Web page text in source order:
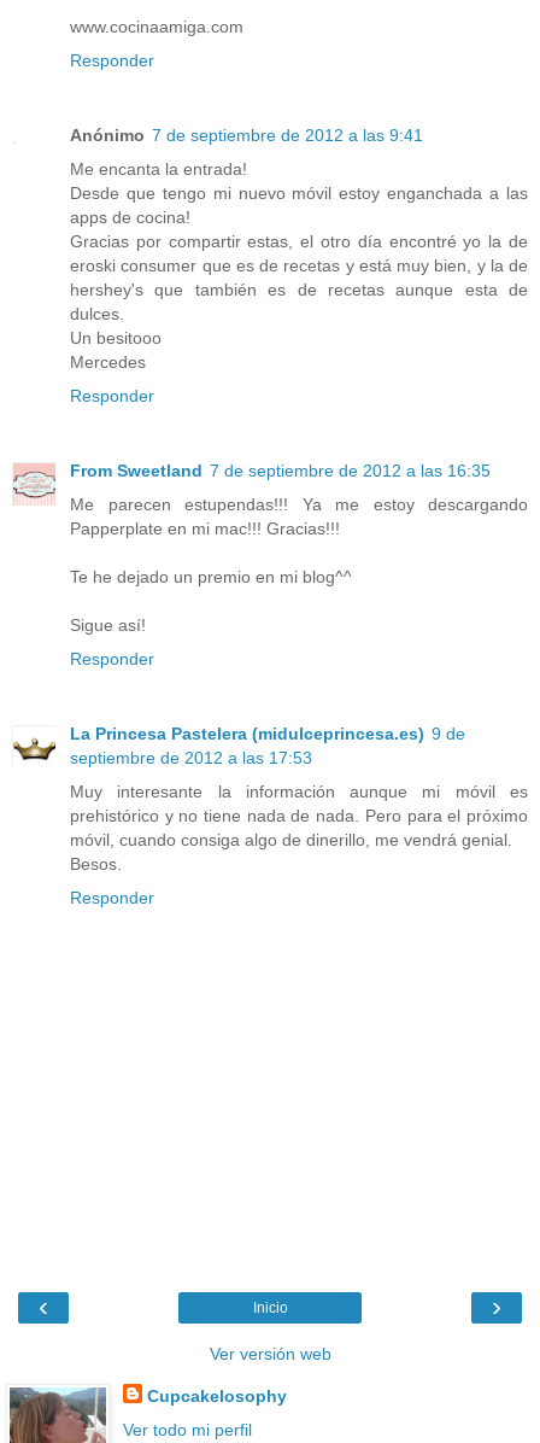
www.cocinaamiga.com
Responder
Anónimo 7 de septiembre de 2012 a las 9:41
Me encanta la entrada!
Desde que tengo mi nuevo móvil estoy enganchada a las
apps de cocina!
Gracias por compartir estas, el otro día encontré yo la de
eroski consumer que es de recetas y está muy bien, y la de
hershey's que también es de recetas aunque esta de
dulces.
Un besitooo
Mercedes
Responder
From Sweetland 7 de septiembre de 2012 a las 16:35
Me parecen estupendas!!! Ya me estoy descargando
Papperplate en mi mac!!! Gracias!!!
Te he dejado un premio en mi blog^^
Sigue así!
Responder
La Princesa Pastelera (midulceprincesa.es) 9 de
septiembre de 2012 a las 17:53
Muy interesante la información aunque mi móvil es
prehistórico y no tiene nada de nada. Pero para el próximo
móvil, cuando consiga algo de dinerillo, me vendrá genial.
Besos.
Responder
‹ ›
Inicio
Ver versión web
Cupcakelosophy
Ver todo mi perfil